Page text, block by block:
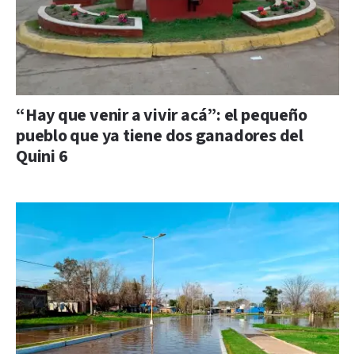
“Hay que venir a vivir acá”: el pequeño
pueblo que ya tiene dos ganadores del
Quini 6